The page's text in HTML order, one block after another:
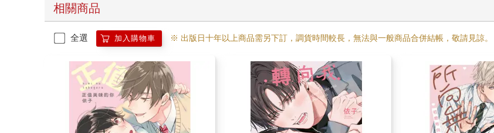
全選 加入購物車 ※ 出版日十年以上商品需另下訂，調貨時間較長，無法與一般商品合併結帳，敬請見諒。